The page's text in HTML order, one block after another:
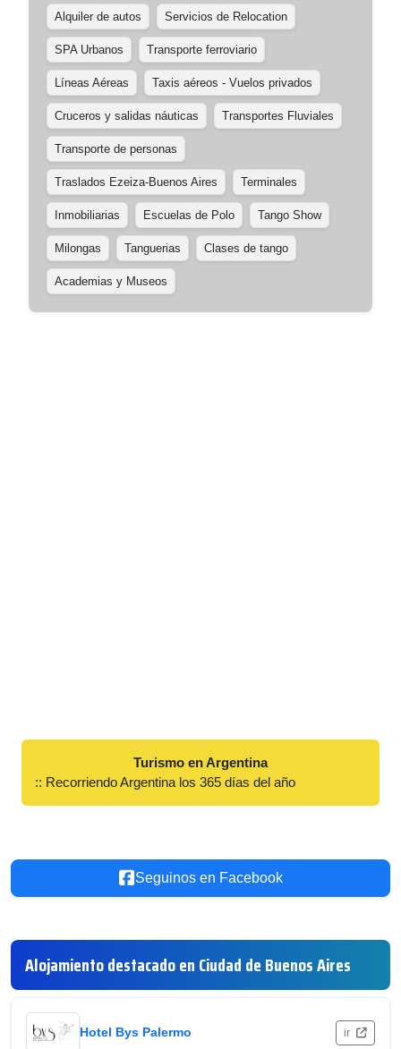
Alquiler de autos Servicios de Relocation
SPA Urbanos Transporte ferroviario
Líneas Aéreas Taxis aéreos - Vuelos privados
Cruceros y salidas náuticas Transportes Fluviales
Transporte de personas
Traslados Ezeiza-Buenos Aires Terminales
Inmobiliarias Escuelas de Polo Tango Show
Milongas Tanguerias Clases de tango
Academias y Museos
Turismo en Argentina
:: Recorriendo Argentina los 365 días del año
Seguinos en Facebook
Alojamiento destacado en Ciudad de Buenos Aires
Hotel Bys Palermo ir